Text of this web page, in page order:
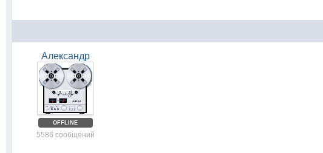
Александр
OFFLINE
5586 сообщений